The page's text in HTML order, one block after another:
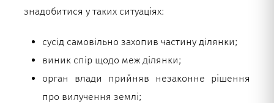
знадобитися у таких ситуаціях:
сусід самовільно захопив частину ділянки;
виник спір щодо меж ділянки;
орган влади прийняв незаконне рішення
про вилучення землі;